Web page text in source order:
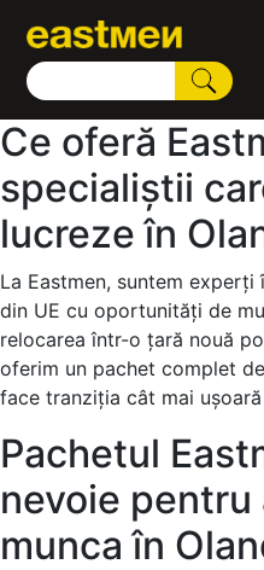
Ce oferă
specialiștii
lucreze în
La Eastmen, suntem
din UE cu oportunități de
relocarea într-o țară nouă
oferim un pachet complet
face tranziția cât mai
Pachetul
nevoie pentru
munca în